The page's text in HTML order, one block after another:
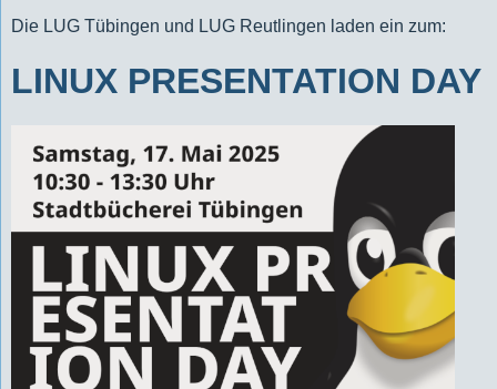
Die LUG Tübingen und LUG Reutlingen laden ein zum:
LINUX PRESENTATION DAY